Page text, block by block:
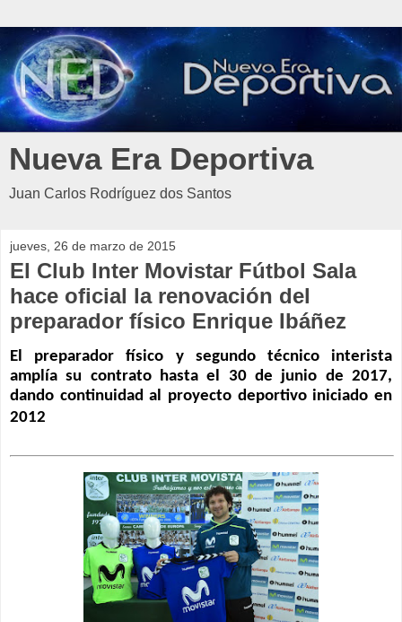
Nueva Era Deportiva
Juan Carlos Rodríguez dos Santos
jueves, 26 de marzo de 2015
El Club Inter Movistar Fútbol Sala
hace oficial la renovación del
preparador físico Enrique Ibáñez
El preparador físico y segundo técnico interista
amplía su contrato hasta el 30 de junio de 2017,
dando continuidad al proyecto deportivo iniciado en
2012